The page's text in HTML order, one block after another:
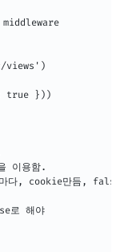
views')
true }))
이용함.
, cookie만듬, false
로 해야